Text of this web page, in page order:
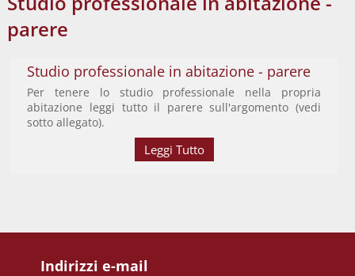
parere
Studio professionale in abitazione - parere
Per tenere lo studio professionale nella propria
abitazione leggi tutto il parere sull'argomento (vedi
sotto allegato).
Leggi Tutto
Indirizzi e-mail